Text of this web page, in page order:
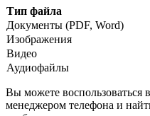
Тип файла
Документы (PDF, Word)
Изображения
Видео
Аудиофайлы
Вы можете
менеджером телефона и